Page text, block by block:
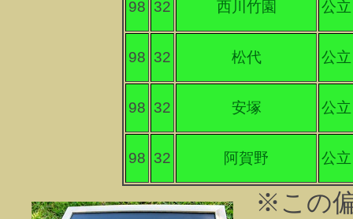
98 32 西川竹園 公立
98 32 松代 公立
98 32 安塚 公立
98 32 阿賀野 公立
※この